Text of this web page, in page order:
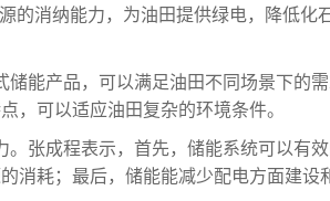
消纳能力，为油田提供绿电，降低化
能产品，可以满足油田不同场景下的
，可以适应油田复杂的环境条件。
张成程表示，首先，储能系统可以有
耗；最后，储能能减少配电方面建设